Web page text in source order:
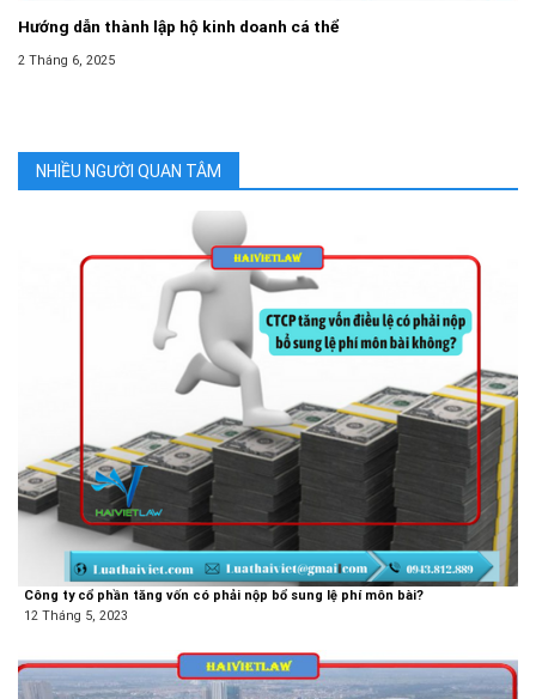
Hướng dẫn thành lập hộ kinh doanh cá thể
2 Tháng 6, 2025
NHIỀU NGƯỜI QUAN TÂM
Công ty cổ phần tăng vốn có phải nộp bổ sung lệ phí môn bài?
12 Tháng 5, 2023